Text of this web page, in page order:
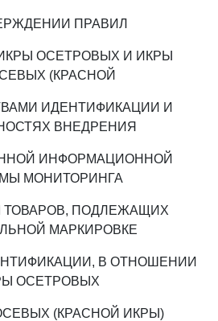
ПРАВИЛ
ОСЕТРОВЫХ И ИКРЫ
(КРАСНОЙ
ИДЕНТИФИКАЦИИ И
ВНЕДРЕНИЯ
ИНФОРМАЦИОННОЙ
МОНИТОРИНГА
ТОВАРОВ, ПОДЛЕЖАЩИХ
МАРКИРОВКЕ
В ОТНОШЕНИИ
ОСЕТРОВЫХ
(КРАСНОЙ ИКРЫ)